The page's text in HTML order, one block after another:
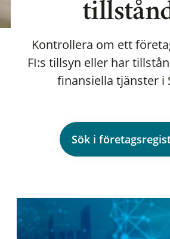
Kontrollera om ett
FI:s tillsyn eller har
finansiella tjänster i
Sök i